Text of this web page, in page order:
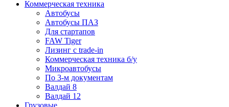
Коммерческая техника
Автобусы
Автобусы ПАЗ
Для стартапов
FAW Tiger
Лизинг с trade-in
Коммерческая техника б/у
Микроавтобусы
По 3-м документам
Валдай 8
Валдай 12